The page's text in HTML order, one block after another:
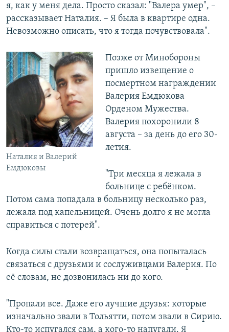
я, как у меня дела. Просто сказал: "Валера умер", –
рассказывает Наталия. – Я была в квартире одна.
Невозможно описать, что я тогда почувствовала".
Наталия и Валерий
Емдюковы
Позже от Минобороны
пришло извещение о
посмертном награждении
Валерия Емдюкова
Орденом Мужества.
Валерия похоронили 8
августа – за день до его 30-
летия.
"Три месяца я лежала в
больнице с ребёнком.
Потом сама попадала в больницу несколько раз,
лежала под капельницей. Очень долго я не могла
справиться с потерей".
Когда силы стали возвращаться, она попыталась
связаться с друзьями и сослуживцами Валерия. По
её словам, не дозвонилась ни до кого.
"Пропали все. Даже его лучшие друзья: которые
изначально звали в Тольятти, потом звали в Сирию.
Кто-то испугался сам, а кого-то напугали. Я